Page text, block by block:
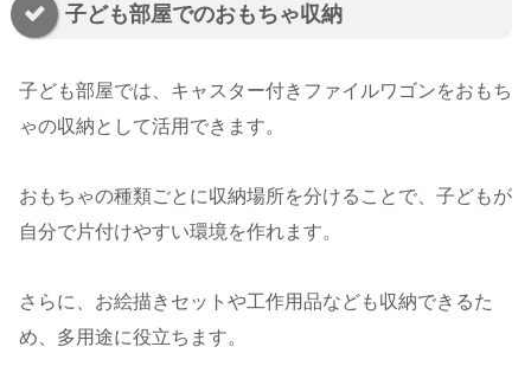
子ども部屋でのおもちゃ収納
子ども部屋では、キャスター付きファイルワゴンをおもち
ゃの収納として活用できます。
おもちゃの種類ごとに収納場所を分けることで、子どもが
自分で片付けやすい環境を作れます。
さらに、お絵描きセットや工作用品なども収納できるた
め、多用途に役立ちます。